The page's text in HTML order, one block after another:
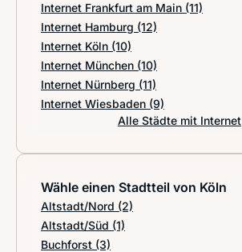
Internet Frankfurt am Main (11)
Internet Hamburg (12)
Internet Köln (10)
Internet München (10)
Internet Nürnberg (11)
Internet Wiesbaden (9)
Alle Städte mit Internet
Wähle einen Stadtteil von Köln
Altstadt/Nord (2)
Altstadt/Süd (1)
Buchforst (3)